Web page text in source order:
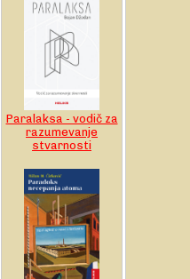
Paralaksa - vodič za
razumevanje
stvarnosti